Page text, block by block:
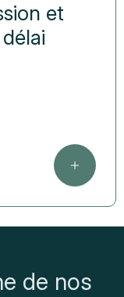
et
de nos